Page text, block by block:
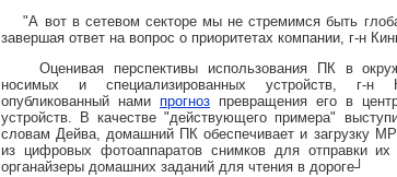
"А вот в сетевом секторе мы не стремимся быть
завершая ответ на вопрос о приоритетах компании, г-н
Оценивая перспективы использования ПК в
носимых и специализированных устройств, г-н
опубликованный нами прогноз превращения его в
устройств. В качестве "действующего примера"
словам Дейва, домашний ПК обеспечивает и загрузку
из цифровых фотоаппаратов снимков для отправки
органайзеры домашних заданий для чтения в дороге┘